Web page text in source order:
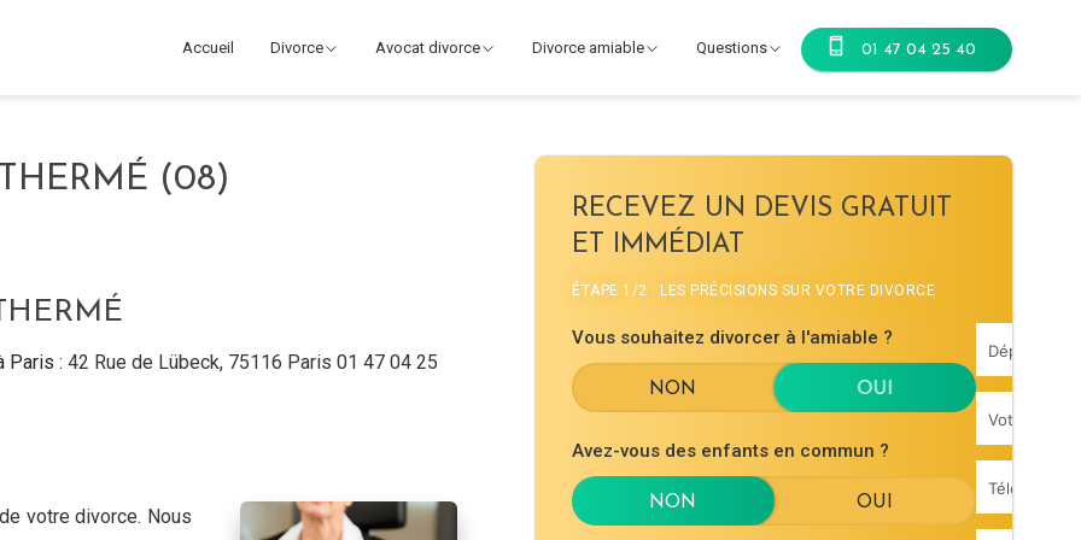
Accueil Divorce Avocat divorce Divorce amiable Questions 01 47 04 25 40
(08)
Paris : 42 Rue de Lübeck, 75116 Paris 01 47 04 25
votre divorce. Nous
RECEVEZ UN DEVIS GRATUIT
ET IMMÉDIAT
ÉTAPE 1/2 : LES PRÉCISIONS SUR VOTRE DIVORCE
Vous souhaitez divorcer à l'amiable ?
Avez-vous des enfants en commun ?